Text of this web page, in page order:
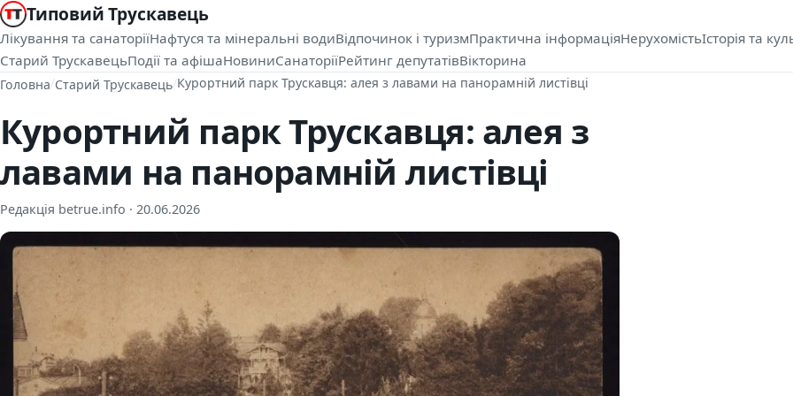
Типовий Трускавець
Лікування та санаторіїНафтуся та мінеральні водиВідпочинок і туризмПрактична інформаціяНерухомістьІсторія та
Старий ТрускавецьПодії та афішаНовиниСанаторіїРейтинг депутатівВікторина
Головна/Старий Трускавець/Курортний парк Трускавця: алея з лавами на панорамній листівці
Курортний парк Трускавця: алея з
лавами на панорамній листівці
Редакція betrue.info · 20.06.2026